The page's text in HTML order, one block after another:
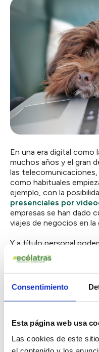
Consentimiento
Esta página web usa
Las cookies de este
En una era digital como
muchos años y el gran
las
como habituales
ejemplo, con la
presenciales por
empresas se han dado
viajes de negocios en la
Y a título personal
beneficios económicos
ambiente. ¿De verdad
familia de 3 personas
ahora descubramos
ayudarás al medio
Con más tiempo y
planificar mejor